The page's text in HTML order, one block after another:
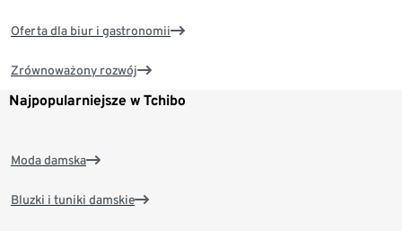
Oferta dla biur i gastronomii
Zrównoważony rozwój
Najpopularniejsze w Tchibo
Moda damska
Bluzki i tuniki damskie